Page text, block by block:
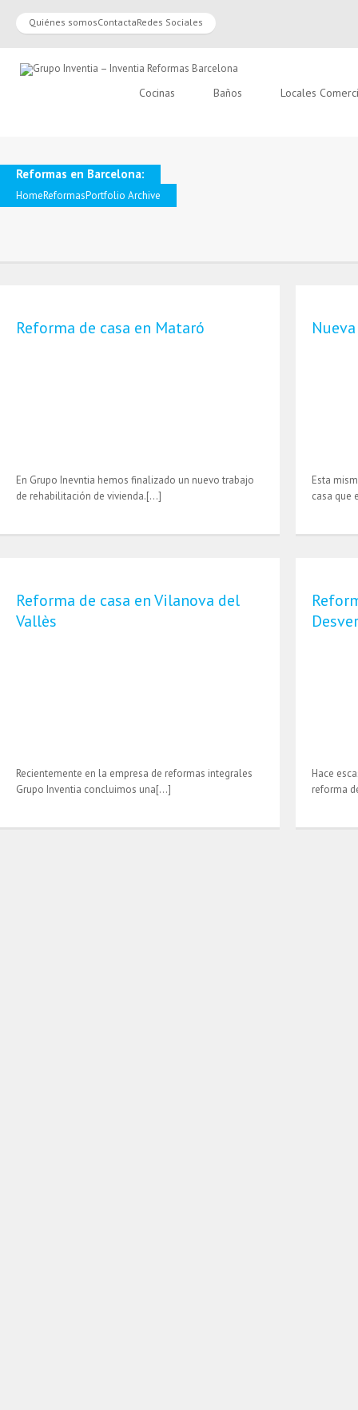
Quiénes somosContactaRedes Sociales
Cocinas Baños Locales
Reformas en Barcelona:
HomeReformasPortfolio Archive
Reforma de casa en Mataró
En Grupo Inevntia hemos finalizado un nuevo trabajo
de rehabilitación de vivienda.[…]
Esta
casa que
Reforma de casa en Vilanova del
Vallès
Recientemente en la empresa de reformas integrales
Grupo Inventia concluimos una[…]
Hace
reforma